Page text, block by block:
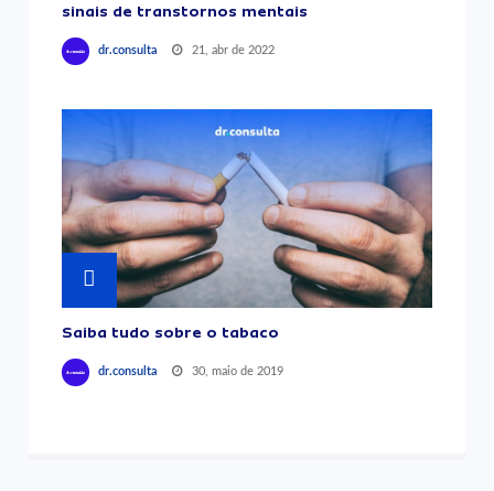
sinais de transtornos mentais
dr.consulta 21, abr de 2022
Saiba tudo sobre o tabaco
dr.consulta 30, maio de 2019